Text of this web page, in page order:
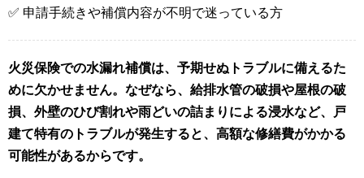
✅ 申請手続きや補償内容が不明で迷っている方
火災保険での水漏れ補償は、予期せぬトラブルに備えるた
めに欠かせません。なぜなら、給排水管の破損や屋根の破
損、外壁のひび割れや雨どいの詰まりによる浸水など、戸
建て特有のトラブルが発生すると、高額な修繕費がかかる
可能性があるからです。